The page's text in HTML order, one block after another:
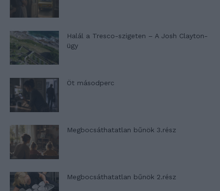
Halál a Tresco-szigeten – A Josh Clayton-
ügy
Öt másodperc
Megbocsáthatatlan bűnök 3.rész
Megbocsáthatatlan bűnök 2.rész